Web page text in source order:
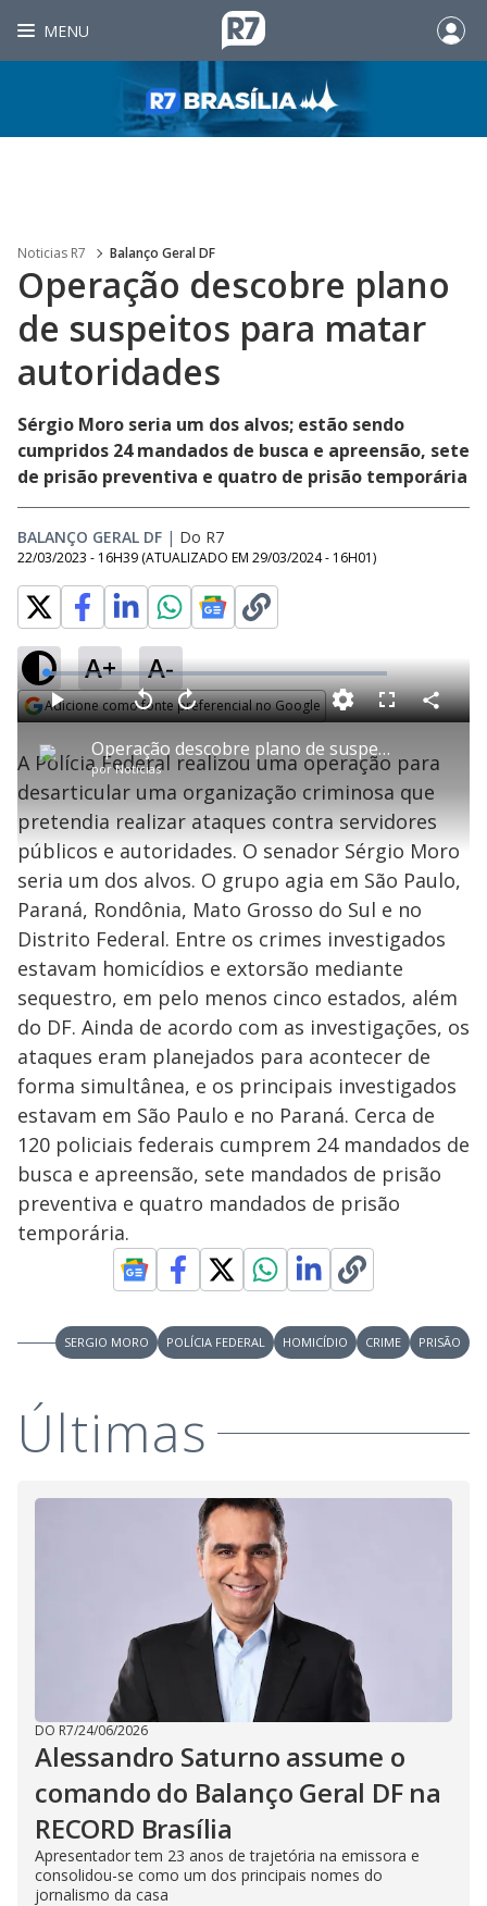
MENU
Noticias R7 Balanço Geral DF
Operação descobre plano
de suspeitos para matar
autoridades
Sérgio Moro seria um dos alvos; estão sendo
cumpridos 24 mandados de busca e apreensão, sete
de prisão preventiva e quatro de prisão temporária
BALANÇO GERAL DF | Do R7
22/03/2023 - 16H39 (ATUALIZADO EM 29/03/2024 - 16H01)
A+ A-
Adicione como fonte preferencial no Google
P
l
a
y
V
i
d
e
o
Operação descobre plano de suspeitos para matar autoridades
porNotícias
P V
t
a
r
0
e
g
n
d
s
A
a
n
ç
a
1
s
u
n
o
s
M
u
d
o
L
o
a
d
e
:
3
.
0
6
%
F
l
s
c
e
n
C
o
a
r
i
l
a
A Polícia Federal realizou uma operação para
desarticular uma organização criminosa que
pretendia realizar ataques contra servidores
públicos e autoridades. O senador Sérgio Moro
seria um dos alvos. O grupo agia em São Paulo,
Paraná, Rondônia, Mato Grosso do Sul e no
Distrito Federal. Entre os crimes investigados
estavam homicídios e extorsão mediante
sequestro, em pelo menos cinco estados, além
do DF. Ainda de acordo com as investigações, os
ataques eram planejados para acontecer de
forma simultânea, e os principais investigados
estavam em São Paulo e no Paraná. Cerca de
120 policiais federais cumprem 24 mandados de
busca e apreensão, sete mandados de prisão
preventiva e quatro mandados de prisão
temporária.
SERGIO MORO POLÍCIA FEDERAL HOMICÍDIO CRIME PRISÃO
Últimas
DO R7/24/06/2026
Alessandro Saturno assume o
comando do Balanço Geral DF na
RECORD Brasília
Apresentador tem 23 anos de trajetória na emissora e
consolidou-se como um dos principais nomes do
jornalismo da casa